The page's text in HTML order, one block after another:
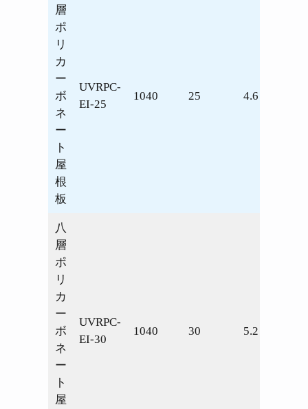
層
ポ
リ
カ
ー
ボ
ネ
ー
ト
屋
根
板
UVRPC-
EI-25
1040 25 4.6
八
層
ポ
リ
カ
ー
ボ
ネ
ー
ト
屋
UVRPC-
EI-30
1040 30 5.2